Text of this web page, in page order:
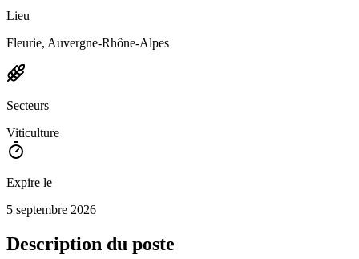
Lieu
Fleurie, Auvergne-Rhône-Alpes
Secteurs
Viticulture
Expire le
5 septembre 2026
Description du poste